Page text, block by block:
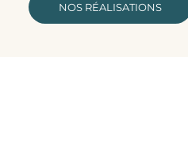
NOS RÉALISATIONS